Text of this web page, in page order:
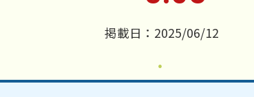
掲載日：2025/06/12